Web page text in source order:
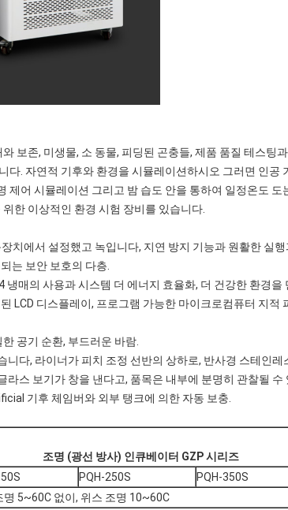
보존, 미생물, 소 동물, 피딩된 곤충들, 제품 품질 테스팅
다. 자연적 기후와 환경을 시뮬레이션하시오 그러면 인공
제어 시뮬레이션 그리고 밤 습도 안을 통하여 일정온도 도
한 이상적인 환경 시험 장비를 있습니다.
치에서 설정했고 녹입니다, 지연 방지 기능과 원활한 실
는 보안 보호의 다층.
매의 사용과 시스템 더 에너지 효율화, 더 건강한 환경을
LCD 디스플레이, 프로그램 가능한 마이크로컴퓨터 지적
공기 순환, 부드러운 바람.
다, 라이너가 피치 조정 선반의 상하로, 반사경 스테인레
라스 보기가 창을 낸다고, 품목은 내부에 분명히 관찰될 수
기후 체임버와 외부 탱크에 의한 자동 보충.
조명 (광선 방사) 인큐베이터 GZP 시리즈
PQH-250S
PQH-350S
명 5~60C 없이, 위스 조명 10~60C